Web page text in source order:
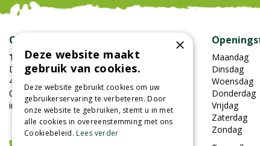
Contact
Tuincentrum Oosterhout
Damweg 7
4905BS Oosterhout
0162-451852
info@tuincentrumoosterhout.nl
Maandag
Dinsdag
Woensdag
Donderdag
Vrijdag
Zaterdag
Zondag
×
Deze website maakt
gebruik van cookies.
Deze website gebruikt cookies om uw
gebruikerservaring te verbeteren. Door
onze website te gebruiken, stemt u in met
alle cookies in overeenstemming met ons
Cookiebeleid.Lees verder